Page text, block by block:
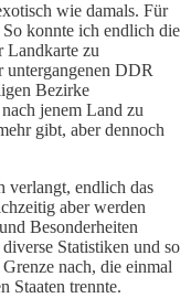
wie damals. Für
konnte ich endlich die
Landkarte zu
untergangenen DDR
Bezirke
jenem Land zu
gibt, aber dennoch
verlangt, endlich das
aber werden
Besonderheiten
Statistiken und so
nach, die einmal
Staaten trennte.